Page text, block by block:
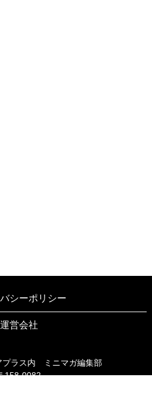
シーポリシー
運営会社
プラス内 ミニマガ編集部
158-0082